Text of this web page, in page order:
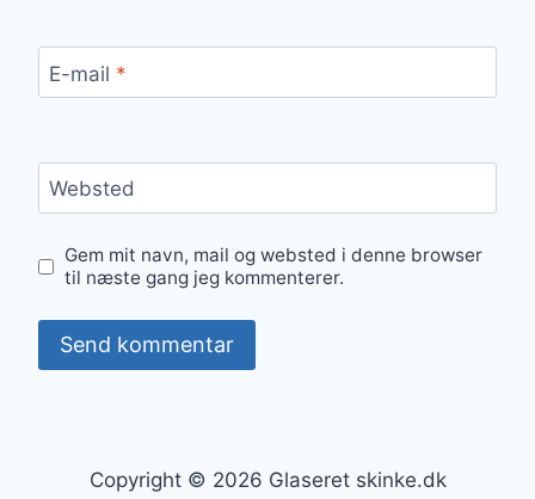
E-mail *
Websted
Gem mit navn, mail og websted i denne browser
til næste gang jeg kommenterer.
Copyright © 2026 Glaseret skinke.dk